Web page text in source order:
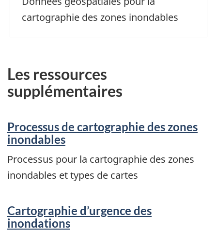
cartographie des zones inondables
Les ressources
supplémentaires
Processus de cartographie des zones
inondables
Processus pour la cartographie des zones
inondables et types de cartes
Cartographie d’urgence des
inondations